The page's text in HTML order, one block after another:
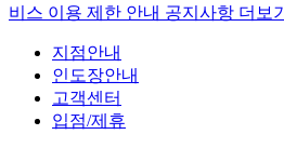
비스 이용 제한 안내 공지사항 더보기
지점안내
인도장안내
고객센터
입점/제휴